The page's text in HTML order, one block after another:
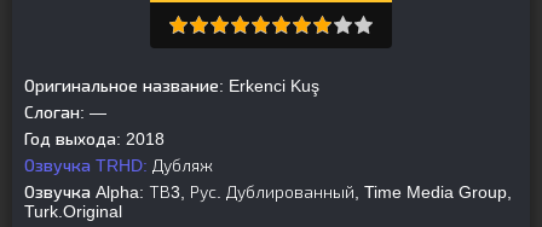
Оригинальное название: Erkenci Kuş
Слоган: —
Год выхода: 2018
Озвучка TRHD: Дубляж
Озвучка Alpha: ТВ3, Рус. Дублированный, Time Media Group,
Turk.Original